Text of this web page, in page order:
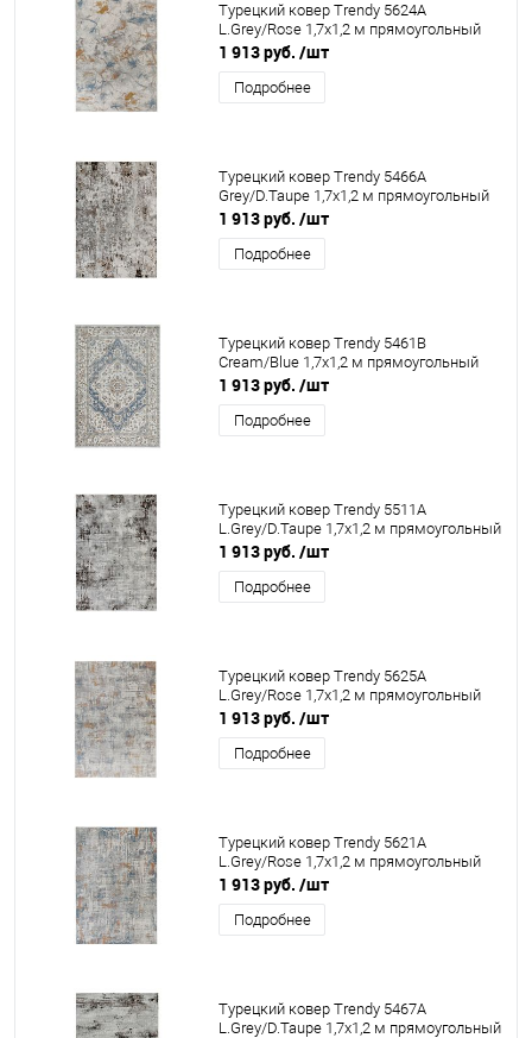
Турецкий ковер Trendy 5624A
L.Grey/Rose 1,7x1,2 м прямоугольный
1 913 руб. /шт
Подробнее
Турецкий ковер Trendy 5466A
Grey/D.Taupe 1,7x1,2 м прямоугольный
1 913 руб. /шт
Подробнее
Турецкий ковер Trendy 5461B
Cream/Blue 1,7x1,2 м прямоугольный
1 913 руб. /шт
Подробнее
Турецкий ковер Trendy 5511A
L.Grey/D.Taupe 1,7x1,2 м прямоугольный
1 913 руб. /шт
Подробнее
Турецкий ковер Trendy 5625A
L.Grey/Rose 1,7x1,2 м прямоугольный
1 913 руб. /шт
Подробнее
Турецкий ковер Trendy 5621A
L.Grey/Rose 1,7x1,2 м прямоугольный
1 913 руб. /шт
Подробнее
Турецкий ковер Trendy 5467A
L.Grey/D.Taupe 1,7x1,2 м прямоугольный